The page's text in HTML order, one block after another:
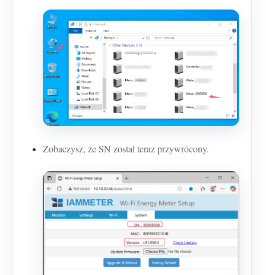
Zobaczysz, że SN został teraz przywrócony.